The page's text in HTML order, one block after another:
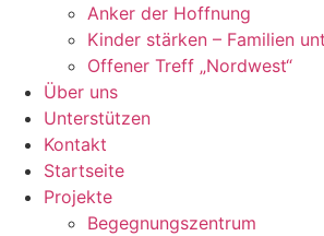
Anker der Hoffnung
Kinder stärken – Familien
Offener Treff „Nordwest“
Über uns
Unterstützen
Kontakt
Startseite
Projekte
Begegnungszentrum